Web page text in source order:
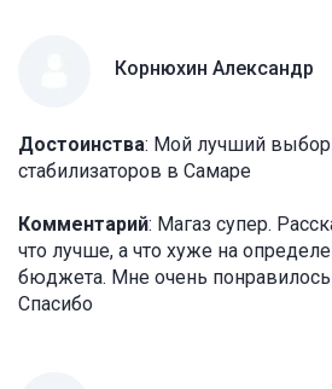
Корнюхин Александр
Достоинства: Мой лучший выбор
стабилизаторов в Самаре
Комментарий: Магаз супер.
что лучше, а что хуже на
бюджета. Мне очень понравилось
Спасибо